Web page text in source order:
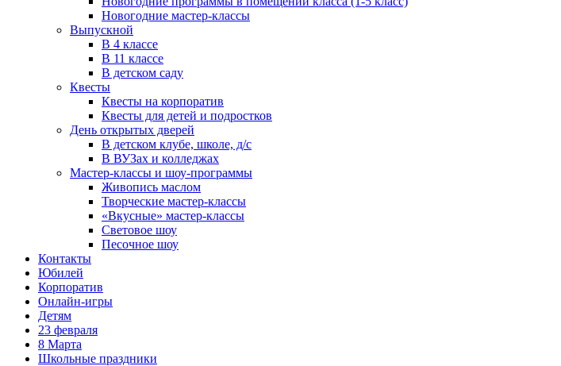
Новогодние мастер-классы
Выпускной
В 4 классе
В 11 классе
В детском саду
Квесты
Квесты на корпоратив
Квесты для детей и подростков
День открытых дверей
В детском клубе, школе, д/с
В ВУЗах и колледжах
Мастер-классы и шоу-программы
Живопись маслом
Творческие мастер-классы
«Вкусные» мастер-классы
Световое шоу
Песочное шоу
Контакты
Юбилей
Корпоратив
Онлайн-игры
Детям
23 февраля
8 Марта
Школьные праздники